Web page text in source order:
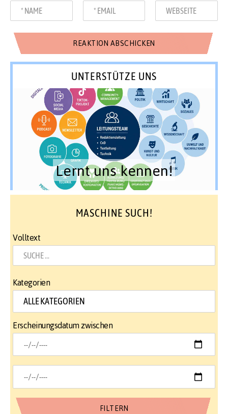
UNTERSTÜTZE UNS
Lernt uns kennen!
MASCHINE SUCH!
Volltext
Kategorien
Erscheinungsdatum zwischen